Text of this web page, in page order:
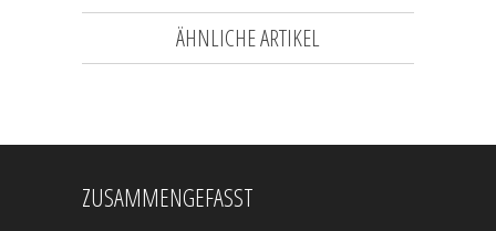
ÄHNLICHE ARTIKEL
ZUSAMMENGEFASST